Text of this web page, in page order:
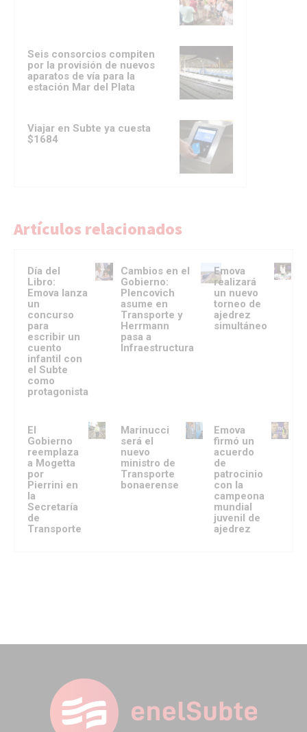
Seis consorcios compiten
por la provisión de nuevos
aparatos de vía para la
estación Mar del Plata
Viajar en Subte ya cuesta
$1684
Artículos relacionados
Día del
Libro:
Emova lanza
un
concurso
para
escribir un
cuento
infantil con
el Subte
como
protagonista
Cambios en el
Gobierno:
Plencovich
asume en
Transporte y
Herrmann
pasa a
Infraestructura
Emova
realizará
un nuevo
torneo de
ajedrez
simultáneo
El
Gobierno
reemplaza
a Mogetta
por
Pierrini en
la
Secretaría
de
Transporte
Marinucci
será el
nuevo
ministro de
Transporte
bonaerense
Emova
firmó un
acuerdo
de
patrocinio
con la
campeona
mundial
juvenil de
ajedrez